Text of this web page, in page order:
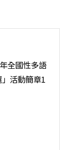
全國性多語
活動簡章1